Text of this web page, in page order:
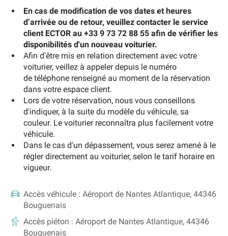
En cas de modification de vos dates et heures
d’arrivée ou de retour, veuillez contacter le service
client ECTOR au +33 9 73 72 88 55 afin de vérifier les
disponibilités d'un nouveau voiturier.
Afin d'être mis en relation directement avec votre
voiturier, veillez à appeler depuis le numéro
de téléphone renseigné au moment de la réservation
dans votre espace client.
Lors de votre réservation, nous vous conseillons
d'indiquer, à la suite du modèle du véhicule, sa
couleur. Le voiturier reconnaîtra plus facilement votre
véhicule.
Dans le cas d'un dépassement, vous serez amené à le
régler directement au voiturier, selon le tarif horaire en
vigueur.
Accès véhicule : Aéroport de Nantes Atlantique, 44346
Bouguenais
Accès piéton : Aéroport de Nantes Atlantique, 44346
Bouguenais